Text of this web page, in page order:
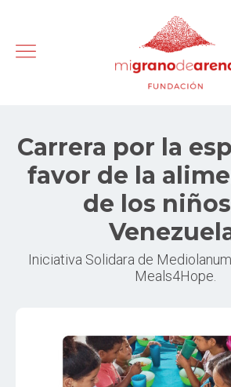
Carrera por la
favor de la
de los
Iniciativa Solidara de
Meals4Hope.